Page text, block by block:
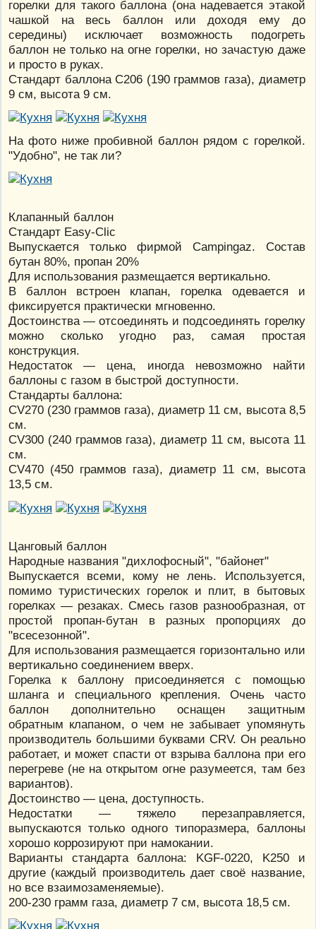
горелки для такого баллона (она надевается этакой
чашкой на весь баллон или доходя ему до
середины) исключает возможность подогреть
баллон не только на огне горелки, но зачастую даже
и просто в руках.
Стандарт баллона C206 (190 граммов газа), диаметр
9 см, высота 9 см.
На фото ниже пробивной баллон рядом с горелкой.
"Удобно", не так ли?
Клапанный баллон
Стандарт Easy-Clic
Выпускается только фирмой Campingaz. Состав
бутан 80%, пропан 20%
Для использования размещается вертикально.
В баллон встроен клапан, горелка одевается и
фиксируется практически мгновенно.
Достоинства — отсоединять и подсоединять горелку
можно сколько угодно раз, самая простая
конструкция.
Недостаток — цена, иногда невозможно найти
баллоны с газом в быстрой доступности.
Стандарты баллона:
CV270 (230 граммов газа), диаметр 11 см, высота 8,5
см.
CV300 (240 граммов газа), диаметр 11 см, высота 11
см.
CV470 (450 граммов газа), диаметр 11 см, высота
13,5 см.
Цанговый баллон
Народные названия "дихлофосный", "байонет"
Выпускается всеми, кому не лень. Используется,
помимо туристических горелок и плит, в бытовых
горелках — резаках. Смесь газов разнообразная, от
простой пропан-бутан в разных пропорциях до
"всесезонной".
Для использования размещается горизонтально или
вертикально соединением вверх.
Горелка к баллону присоединяется с помощью
шланга и специального крепления. Очень часто
баллон дополнительно оснащен защитным
обратным клапаном, о чем не забывает упомянуть
производитель большими буквами CRV. Он реально
работает, и может спасти от взрыва баллона при его
перегреве (не на открытом огне разумеется, там без
вариантов).
Достоинство — цена, доступность.
Недостатки — тяжело перезаправляется,
выпускаются только одного типоразмера, баллоны
хорошо коррозируют при намокании.
Варианты стандарта баллона: KGF-0220, K250 и
другие (каждый производитель дает своё название,
но все взаимозаменяемые).
200-230 грамм газа, диаметр 7 см, высота 18,5 см.